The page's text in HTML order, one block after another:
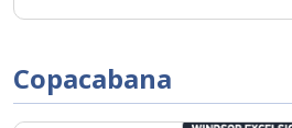
Copacabana